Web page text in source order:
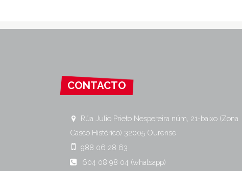
CONTACTO
Rúa Julio Prieto Nespereira núm, 21-baixo (Zona
Casco Histórico) 32005 Ourense
988 06 28 63
604 08 98 04 (whatsapp)